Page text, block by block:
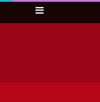
Sidebar